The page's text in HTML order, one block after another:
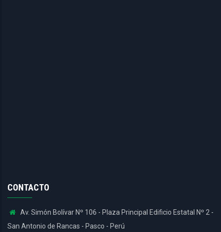
CONTACTO
Av. Simón Bolívar Nº 106 - Plaza Principal Edificio Estatal Nº 2 -
San Antonio de Rancas - Pasco - Perú